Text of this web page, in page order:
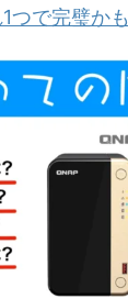
つで完璧か